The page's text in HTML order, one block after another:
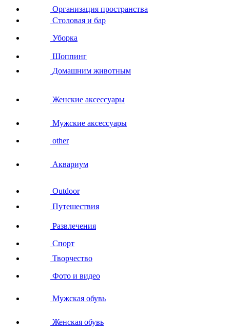
Организация пространства
Столовая и бар
Уборка
Шоппинг
Домашним животным
Женские аксессуары
Мужские аксессуары
other
Аквариум
Outdoor
Путешествия
Развлечения
Спорт
Творчество
Фото и видео
Мужская обувь
Женская обувь